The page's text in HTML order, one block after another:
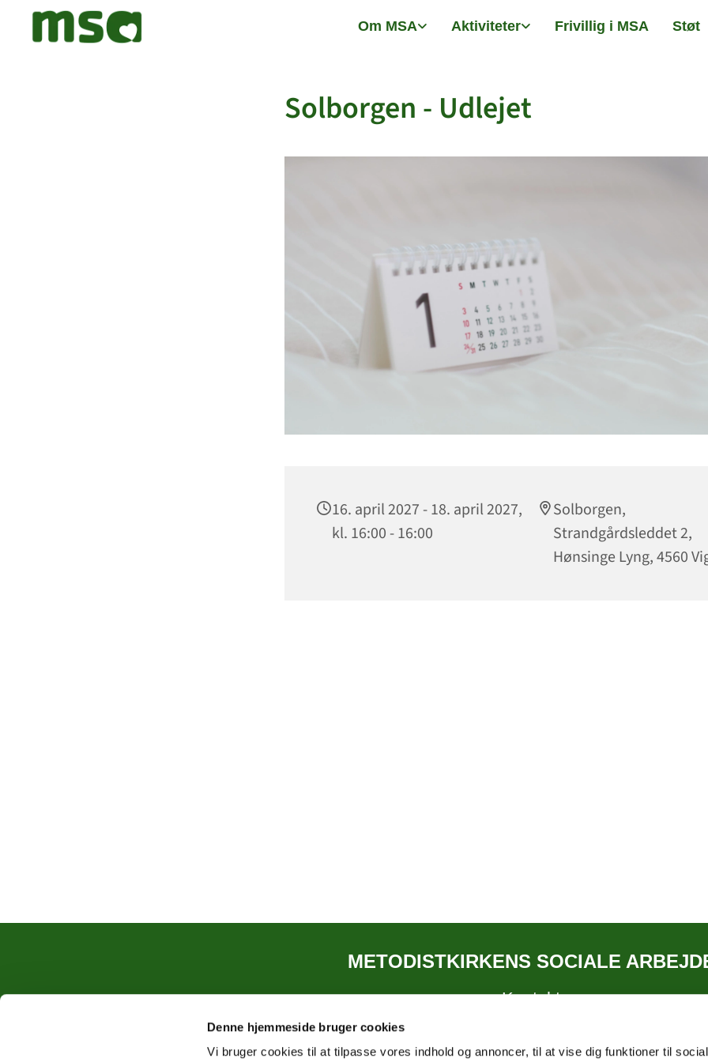
Denne hjemmeside bruger cookies
Vi bruger cookies til at tilpasse vores indhold og annoncer, til at vise dig funktioner til
Om MSA Aktiviteter Frivillig i MSA Støt
Solborgen - Udlejet
16. april 2027 - 18. april 2027,
kl. 16:00 - 16:00
Solborgen,
Strandgårdsleddet 2,
Hønsinge Lyng, 4560
METODISTKIRKENS SOCIALE
Kontakt